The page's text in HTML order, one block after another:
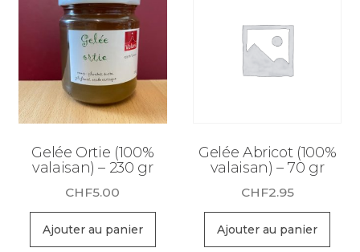
Gelée Ortie (100%
valaisan) – 230 gr
CHF5.00
Ajouter au panier
Gelée Abricot (100%
valaisan) – 70 gr
CHF2.95
Ajouter au panier